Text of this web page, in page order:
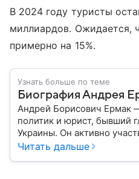
В 2024 году туристы
миллиардов. Ожидается,
примерно на 15%.
Узнать больше по теме
Биография Андрея
Андрей Борисович Ермак
политик и юрист, бывший
Украины. Он активно
жизни страны,
Читать дальше